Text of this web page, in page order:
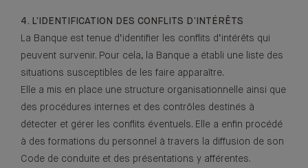
4. L’IDENTIFICATION DES CONFLITS D’INTÉRÊTS
La Banque est tenue d’identifier les conflits d’intérêts qui
peuvent survenir. Pour cela, la Banque a établi une liste des
situations susceptibles de les faire apparaître.
Elle a mis en place une structure organisationnelle ainsi que
des procédures internes et des contrôles destinés à
détecter et gérer les conflits éventuels. Elle a enfin procédé
à des formations du personnel à travers la diffusion de son
Code de conduite et des présentations y afférentes.